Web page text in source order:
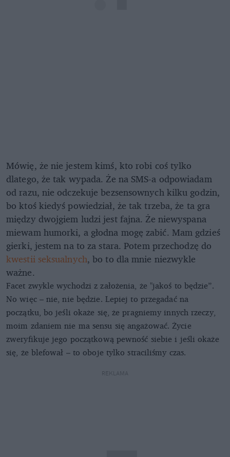
Mówię, że nie jestem kimś, kto robi coś tylko
dlatego, że tak wypada. Że na SMS-a odpowiadam
od razu, nie odczekuje bezsensownych kilku godzin,
bo ktoś kiedyś powiedział, że tak trzeba, że ta gra
między dwojgiem ludzi jest fajna. Że niewyspana
miewam humorki, a głodna mogę zabić. Mam gdzieś
gierki, jestem na to za stara. Potem przechodzę do
kwestii seksualnych, bo to dla mnie niezwykle
ważne.
Facet zwykle wychodzi z założenia, że "jakoś to będzie”.
No więc – nie, nie będzie. Lepiej to przegadać na
początku, bo jeśli okaże się, że pragniemy innych rzeczy,
moim zdaniem nie ma sensu się angażować. Życie
zweryfikuje jego początkową pewność siebie i jeśli okaże
się, że blefował – to oboje tylko straciliśmy czas.
REKLAMA